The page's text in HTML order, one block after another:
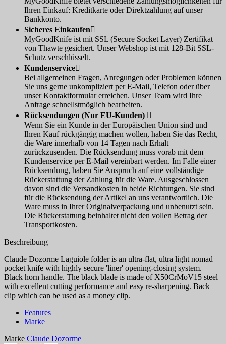
Ihren Einkauf: Kreditkarte oder Direktzahlung auf unser
Bankkonto.
Sicheres Einkaufen
MyGoodKnife ist mit SSL (Secure Socket Layer) Zertifikat
von Thawte gesichert. Unser Webshop ist mit 128-Bit SSL-
Schutz verschlüsselt.
Kundenservice
Bei allgemeinen Fragen, Anregungen oder Problemen können
Sie uns gerne unkompliziert per E-Mail, Telefon oder über
unser Kontaktformular erreichen. Unser Team wird Ihre
Anfrage schnellstmöglich bearbeiten.
Rücksendungen (Nur EU-Kunden) 
Wenn Sie ein Kunde in der Europäischen Union sind und
Ihren Kauf rückgängig machen wollen, haben Sie das Recht,
die Ware innerhalb von 14 Tagen nach Erhalt
zurückzusenden. Die Rücksendung muss vorab mit dem
Kundenservice per E-Mail vereinbart werden. Im Falle einer
Rücksendung, haben Sie Anspruch auf eine vollständige
Rückerstattung der Zahlung für die Ware. Ausgeschlossen
davon sind die Versandkosten in beide Richtungen. Sie sind
für die Rücksendung der Artikel an uns verantwortlich. Die
Ware muss in Ihrer Originalverpackung und unbenutzt sein.
Die Rückerstattung beinhaltet nicht den vollen Betrag der
Transportkosten.
Beschreibung
Claude Dozorme Laguiole folder is an ultra-flat, ultra light nomad
pocket knife with highly secure 'liner' opening-closing system.
Black horn handle. The black blade is made of X50CrMoV15 steel
with excellent cutting performance and easy re-sharpening. Back
clip which can be used as a money clip.
Features
Marke
Marke Claude Dozorme